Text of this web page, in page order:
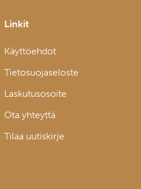
Linkit
Käyttöehdot
Tietosuojaseloste
Laskutusosoite
Ota yhteyttä
Tilaa uutiskirje